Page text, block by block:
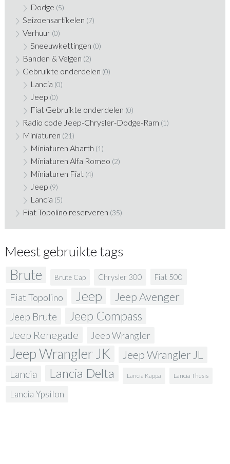
Dodge (5)
Seizoensartikelen (7)
Verhuur (0)
Sneeuwkettingen (0)
Banden & Velgen (2)
Gebruikte onderdelen (0)
Lancia (0)
Jeep (0)
Fiat Gebruikte onderdelen (0)
Radio code Jeep-Chrysler-Dodge-Ram (1)
Miniaturen (21)
Miniaturen Abarth (1)
Miniaturen Alfa Romeo (2)
Miniaturen Fiat (4)
Jeep (9)
Lancia (5)
Fiat Topolino reserveren (35)
Meest gebruikte tags
Brute Brute Cap Chrysler 300 Fiat 500
Fiat Topolino Jeep Jeep Avenger
Jeep Brute Jeep Compass
Jeep Renegade Jeep Wrangler
Jeep Wrangler JK Jeep Wrangler JL
Lancia Lancia Delta Lancia Kappa Lancia Thesis
Lancia Ypsilon